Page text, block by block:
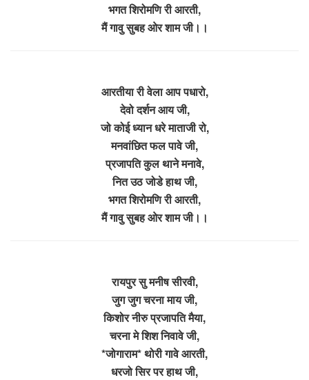
भगत शिरोमणि री आरती,
मैं गावु सुबह ओर शाम जी।।
आरतीया री वेला आप पधारो,
देवो दर्शन आय जी,
जो कोई ध्यान धरे माताजी रो,
मनवांछित फल पावे जी,
प्रजापति कुल थाने मनावे,
नित उठ जोडे हाथ जी,
भगत शिरोमणि री आरती,
मैं गावु सुबह ओर शाम जी।।
रायपुर सु मनीष सीरवी,
जुग जुग चरना माय जी,
किशोर नीरु प्रजापति मैया,
चरना मे शिश निवावे जी,
*जोगाराम* थोरी गावे आरती,
धरजो सिर पर हाथ जी,